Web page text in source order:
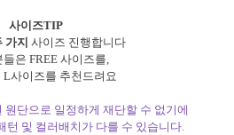
사이즈TIP
가지 사이즈 진행합니다
들은 FREE 사이즈를,
L사이즈를 추천드려요
단으로 일정하게 재단할 수 없기에
턴 및 컬러배치가 다를 수 있습니다.